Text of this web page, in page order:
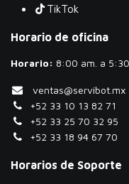
TikTok
Horario de oficina
Horario: ​8:00 am. a 5:30
ventas@servibot.mx
+52 33 10 13 82 71
+52 33 25 70 32 95
+52 33 18 94 67 70
Horarios de Soporte